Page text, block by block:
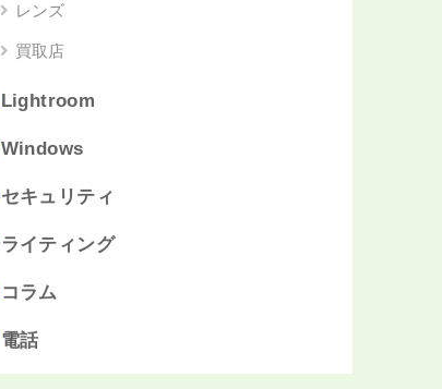
レンズ
買取店
Lightroom
Windows
セキュリティ
ライティング
コラム
電話